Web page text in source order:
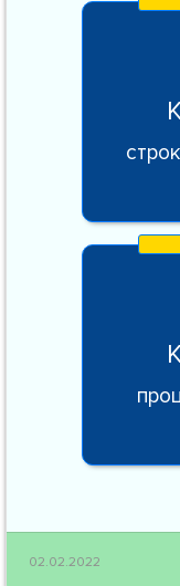
02.02.2022